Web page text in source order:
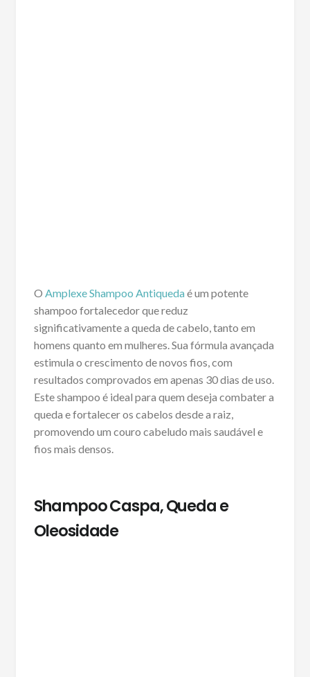
O Amplexe Shampoo Antiquedaé um potente
shampoo fortalecedor que reduz
significativamente a queda de cabelo, tanto em
homens quanto em mulheres. Sua fórmula avançada
estimula o crescimento de novos fios, com
resultados comprovados em apenas 30 dias de uso.
Este shampoo é ideal para quem deseja combater a
queda e fortalecer os cabelos desde a raiz,
promovendo um couro cabeludo mais saudável e
fios mais densos.
Shampoo Caspa, Queda e
Oleosidade